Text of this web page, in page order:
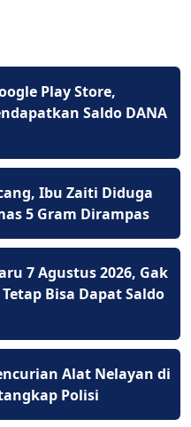
Play Store,
Saldo DANA
Ibu Zaiti Diduga
5 Gram Dirampas
7 Agustus 2026, Gak
Bisa Dapat Saldo
Alat Nelayan di
Polisi